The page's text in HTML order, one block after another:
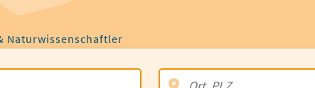
Naturwissenschaftler